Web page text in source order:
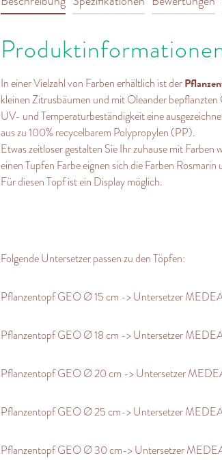
In einer Vielzahl von Farben erhältlich ist der
kleinen Zitrusbäumen und mit Oleander
UV- und Temperaturbeständigkeit eine
aus zu 100% recycelbarem Polypropylen (PP).
Etwas zeitloser gestalten Sie Ihr zuhause mit
einen Tupfen Farbe eignen sich die Farben
Für diesen Topf ist ein Display möglich.
Folgende Untersetzer passen zu den Töpfen:
Pflanzentopf GEO Ø 15 cm -> Untersetzer
Pflanzentopf GEO Ø 18 cm -> Untersetzer
Pflanzentopf GEO Ø 20 cm -> Untersetzer
Pflanzentopf GEO Ø 25 cm-> Untersetzer
Pflanzentopf GEO Ø 30 cm-> Untersetzer